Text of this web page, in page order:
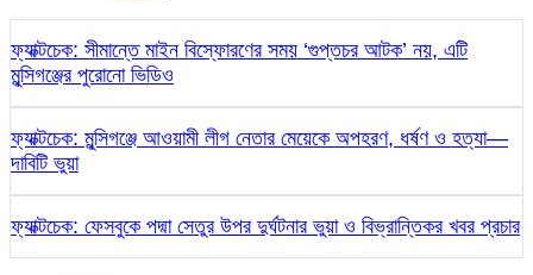
ফ্যাক্টচেক: সীমান্তে মাইন বিস্ফোরণের সময় ‘গুপ্তচর আটক’ নয়, এটি
মুন্সিগঞ্জের পুরোনো ভিডিও
ফ্যাক্টচেক: মুন্সিগঞ্জে আওয়ামী লীগ নেতার মেয়েকে অপহরণ, ধর্ষণ ও হত্যা—
দাবিটি ভুয়া
ফ্যাক্টচেক: ফেসবুকে পদ্মা সেতুর উপর দুর্ঘটনার ভুয়া ও বিভ্রান্তিকর খবর প্রচার